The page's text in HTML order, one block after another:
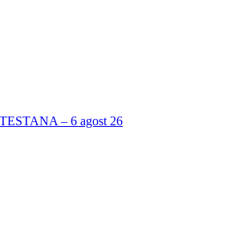
– 6 agost 26